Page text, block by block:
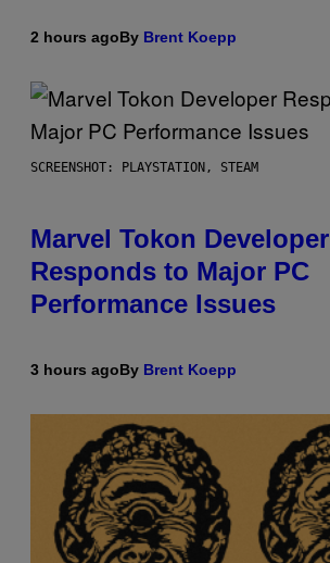
2 hours agoBy Brent Koepp
SCREENSHOT: PLAYSTATION, STEAM
Marvel Tokon Developer
Responds to Major PC
Performance Issues
3 hours agoBy Brent Koepp